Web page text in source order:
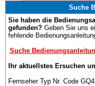
Suche
Sie haben die
gefunden? Geben Sie uns
fehlende
Suche
Ihr aktuellstes Ersuchen
Fernseher Typ Nr. Code